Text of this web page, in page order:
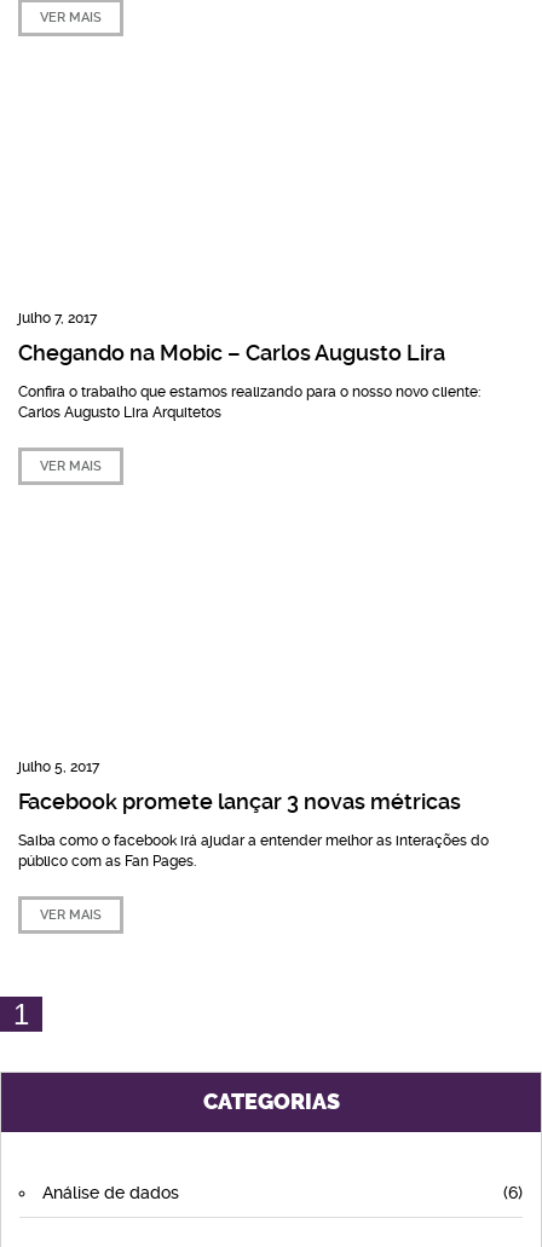
VER MAIS
julho 7, 2017
Chegando na Mobic – Carlos Augusto Lira
Confira o trabalho que estamos realizando para o nosso novo cliente:
Carlos Augusto Lira Arquitetos
VER MAIS
julho 5, 2017
Facebook promete lançar 3 novas métricas
Saiba como o facebook irá ajudar a entender melhor as interações do
público com as Fan Pages.
VER MAIS
1
CATEGORIAS
Análise de dados (6)